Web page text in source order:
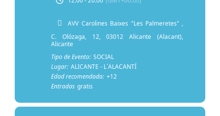
AVV Carolines Baixes "Les Palmeretes" ,
C. Olózaga, 12, 03012 Alicante (Alacant),
Alicante
Tipo de Evento: SOCIAL
Lugar: ALICANTE - L´ALACANTÍ
Edad recomendada: +12
Entradas gratis